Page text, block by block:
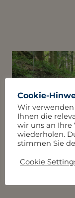
Cookie-
Wir
Ihnen die
wir uns an Ihre
wiederholen.
stimmen Sie
Cookie